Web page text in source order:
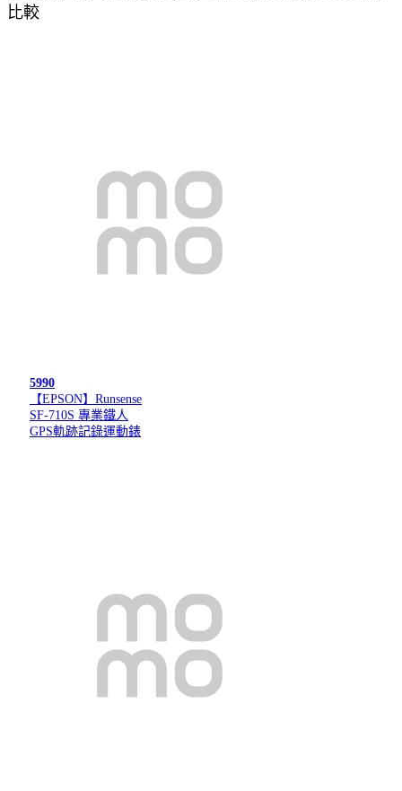
比較
5990
【EPSON】Runsense
SF-710S 專業鐵人
GPS軌跡記錄運動錶